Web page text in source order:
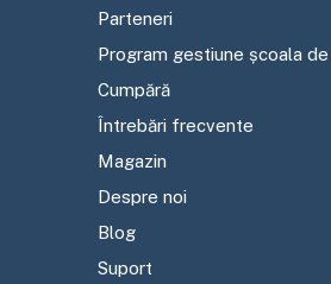
Parteneri
Program gestiune școala
Cumpără
Întrebări frecvente
Magazin
Despre noi
Blog
Suport